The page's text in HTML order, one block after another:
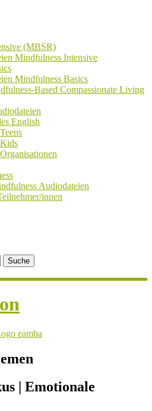
(MBSR)
Mindfulness Intensive
Mindfulness Basics
Based Compassionate Living
English
Audiodateien
innen
| Emotionale